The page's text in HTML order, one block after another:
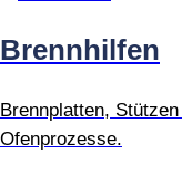
Brennhilfen
Brennplatten,
Ofenprozesse.